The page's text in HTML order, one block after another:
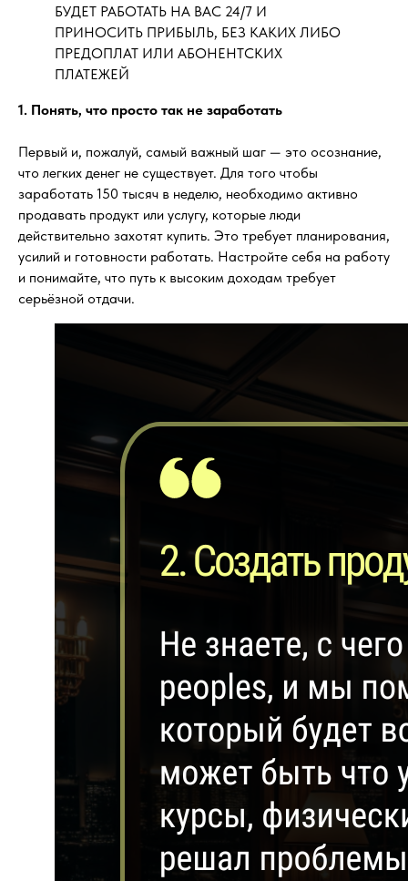
БУДЕТ РАБОТАТЬ НА ВАС 24/7 И
ПРИНОСИТЬ ПРИБЫЛЬ, БЕЗ КАКИХ ЛИБО
ПРЕДОПЛАТ ИЛИ АБОНЕНТСКИХ
ПЛАТЕЖЕЙ
1. Понять, что просто так не заработать
Первый и, пожалуй, самый важный шаг — это осознание,
что легких денег не существует. Для того чтобы
заработать 150 тысяч в неделю, необходимо активно
продавать продукт или услугу, которые люди
действительно захотят купить. Это требует планирования,
усилий и готовности работать. Настройте себя на работу
и понимайте, что путь к высоким доходам требует
серьёзной отдачи.